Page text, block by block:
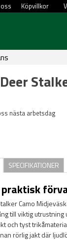
Köpvillkor
nästa arbetsdag
SPECIFIKATIONER
Camo
till viktig utrustning
och tyst
rörlig jakt där